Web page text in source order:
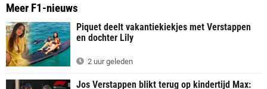
Meer F1-nieuws
Piquet deelt vakantiekiekjes met Verstappen
en dochter Lily
2 uur geleden
Jos Verstappen blikt terug op kindertijd Max: